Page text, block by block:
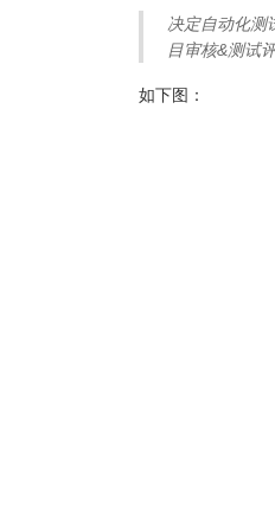
决定自动化测
目审核&测试
如下图：